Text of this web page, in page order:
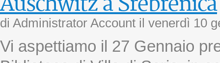
di Administrator Account il venerdì 10
Vi aspettiamo il 27 Gennaio